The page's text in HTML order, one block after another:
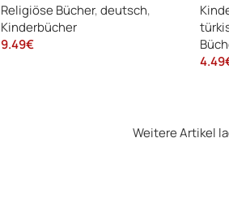
Religiöse Bücher,deutsch,
Kinderbücher
9.49€
4.49
Weitere Artikel